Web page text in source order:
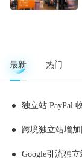
最新 热门
独立站 PayPal
跨境独立站增
Google引流独